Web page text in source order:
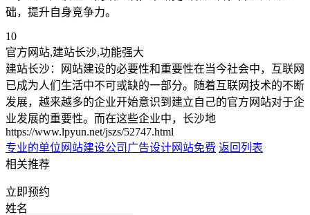
础，提升自身竞争力。
10
官方网站,建站长沙,功能强大
建站长沙：网站建设的必要性和重要性在当今社会中，互联网
已成为人们生活中不可或缺的一部分。随着互联网技术的不断
发展，越来越多的企业开始意识到建立自己的官方网站对于企
业发展的重要性。而在这些企业中，长沙地
https://www.lpyun.net/jszs/52747.html
专业的单位网站建设公司 广告设计网站免费 返回列表
相关推荐
立即预约
姓名